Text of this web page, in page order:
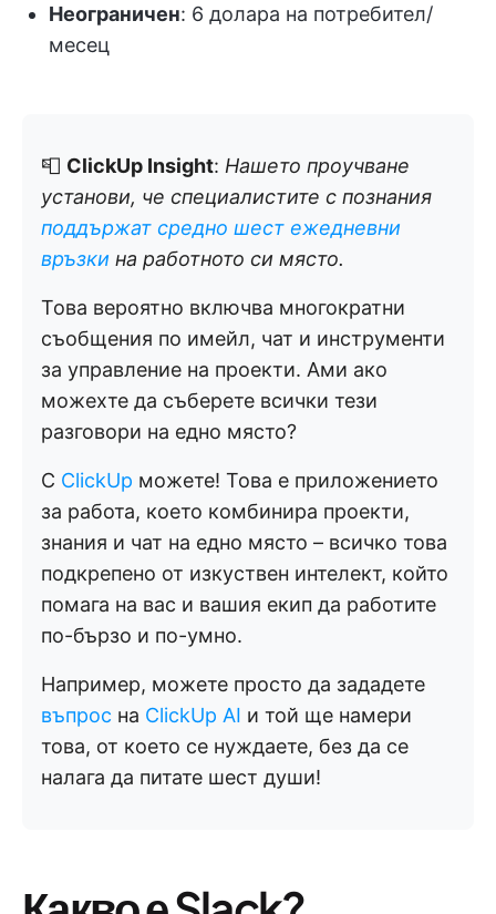
Неограничен: 6 долара на потребител/
месец
📮 ClickUp Insight: Нашето проучване
установи, че специалистите с познания
поддържат средно шест ежедневни
връзки на работното си място.
Това вероятно включва многократни
съобщения по имейл, чат и инструменти
за управление на проекти. Ами ако
можехте да съберете всички тези
разговори на едно място?
С ClickUp можете! Това е приложението
за работа, което комбинира проекти,
знания и чат на едно място – всичко това
подкрепено от изкуствен интелект, който
помага на вас и вашия екип да работите
по-бързо и по-умно.
Например, можете просто да зададете
въпрос на ClickUp AI и той ще намери
това, от което се нуждаете, без да се
налага да питате шест души!